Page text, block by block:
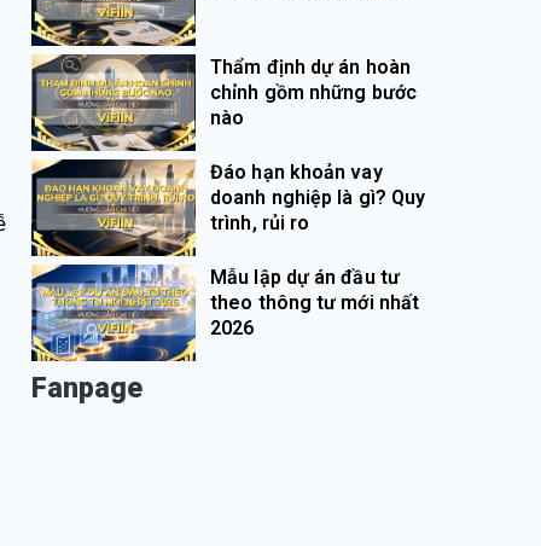
Thẩm định dự án hoàn
chỉnh gồm những bước
nào
Đáo hạn khoản vay
doanh nghiệp là gì? Quy
trình, rủi ro
Mẫu lập dự án đầu tư
theo thông tư mới nhất
2026
Fanpage